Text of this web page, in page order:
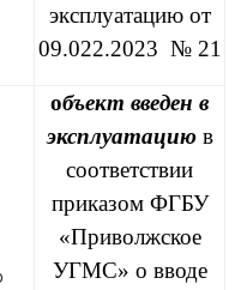
эксплуатацию от
09.022.2023 № 21
объект введен в
эксплуатациюв
соответствии
приказом ФГБУ
«Приволжское
УГМС» о вводе